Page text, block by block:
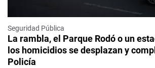
Seguridad Pública
La rambla, el Parque Rodó o un
los homicidios se desplazan y
Policía